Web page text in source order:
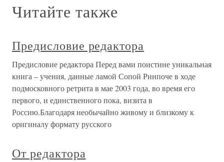
Читайте также
Предисловие редактора
Предисловие редактора Перед вами поистине уникальная
книга – учения, данные ламой Сопой Ринпоче в ходе
подмосковного ретрита в мае 2003 года, во время его
первого, и единственного пока, визита в
Россию.Благодаря необычайно живому и близкому к
оригиналу формату русского
От редактора